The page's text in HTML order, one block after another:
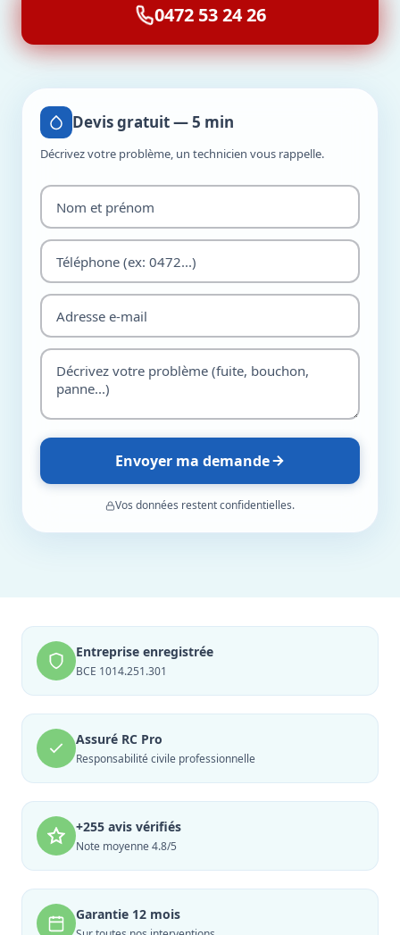
0472 53 24 26
Devis gratuit — 5 min
Décrivez votre problème, un technicien vous rappelle.
Envoyer ma demande
Vos données restent confidentielles.
Entreprise enregistrée
BCE 1014.251.301
Assuré RC Pro
Responsabilité civile professionnelle
+255 avis vérifiés
Note moyenne 4.8/5
Garantie 12 mois